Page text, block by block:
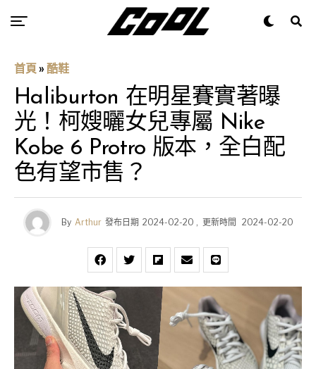
首頁 » 酷鞋
Haliburton 在明星賽實著曝
光！柯嫂曬女兒專屬 Nike
Kobe 6 Protro 版本，全白配
色有望市售？
By Arthur 發布日期 2024-02-20 , 更新時間 2024-02-20